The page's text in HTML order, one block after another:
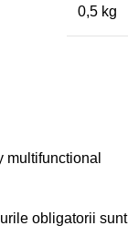
0,5 kg
multifunctional
obligatorii sunt